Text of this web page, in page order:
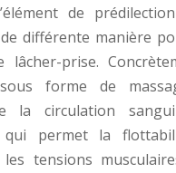
de
différente manière
lâcher-prise.
forme de
la circulation
qui permet la
les tensions